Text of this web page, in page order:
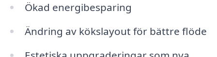
Ökad energibesparing
Ändring av kökslayout för bättre flöde